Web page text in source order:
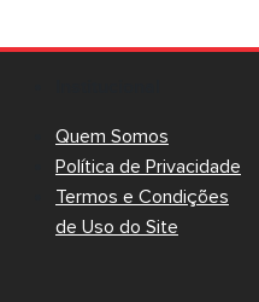
Quem Somos
Política de Privacidade
Termos e Condições
de Uso do Site